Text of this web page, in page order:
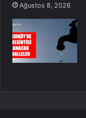
Ağustos 8, 2026